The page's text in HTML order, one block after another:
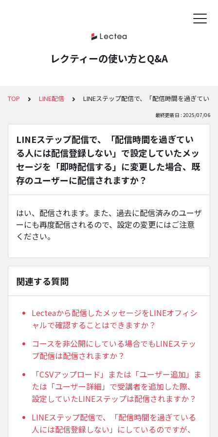
レクティーの使い方とQ&A
TOP LINE配信 LINEステップ配信で、「配信時間を過ぎてい
最終更新日 : 2025/07/06
LINEステップ配信で、「配信時間を過ぎてい
る⼈には配信登録しない」で設定していたメッ
セージを「即時配信する」に変更した場合、既
存のユーザーに配信されますか？
はい、配信されます。また、過去に配信済みのユーザ
ーにも再度配信されるので、設定の変更にはご注意
ください。
関連する質問
Lecteaから配信したメッセージをLINEオフィシ
ャルで確認することはできますか？
コースを非公開にしている場合でもLINEステッ
プ配信は配信されますか？
「CSVアップロード」または「ユーザー追加」ま
たは「ユーザー詳細」で受講者を追加した際、
設定していたLINEステップは配信されますか？
LINEステップ配信で、「配信時間を過ぎている
⼈には配信登録しない」にしているのですが、